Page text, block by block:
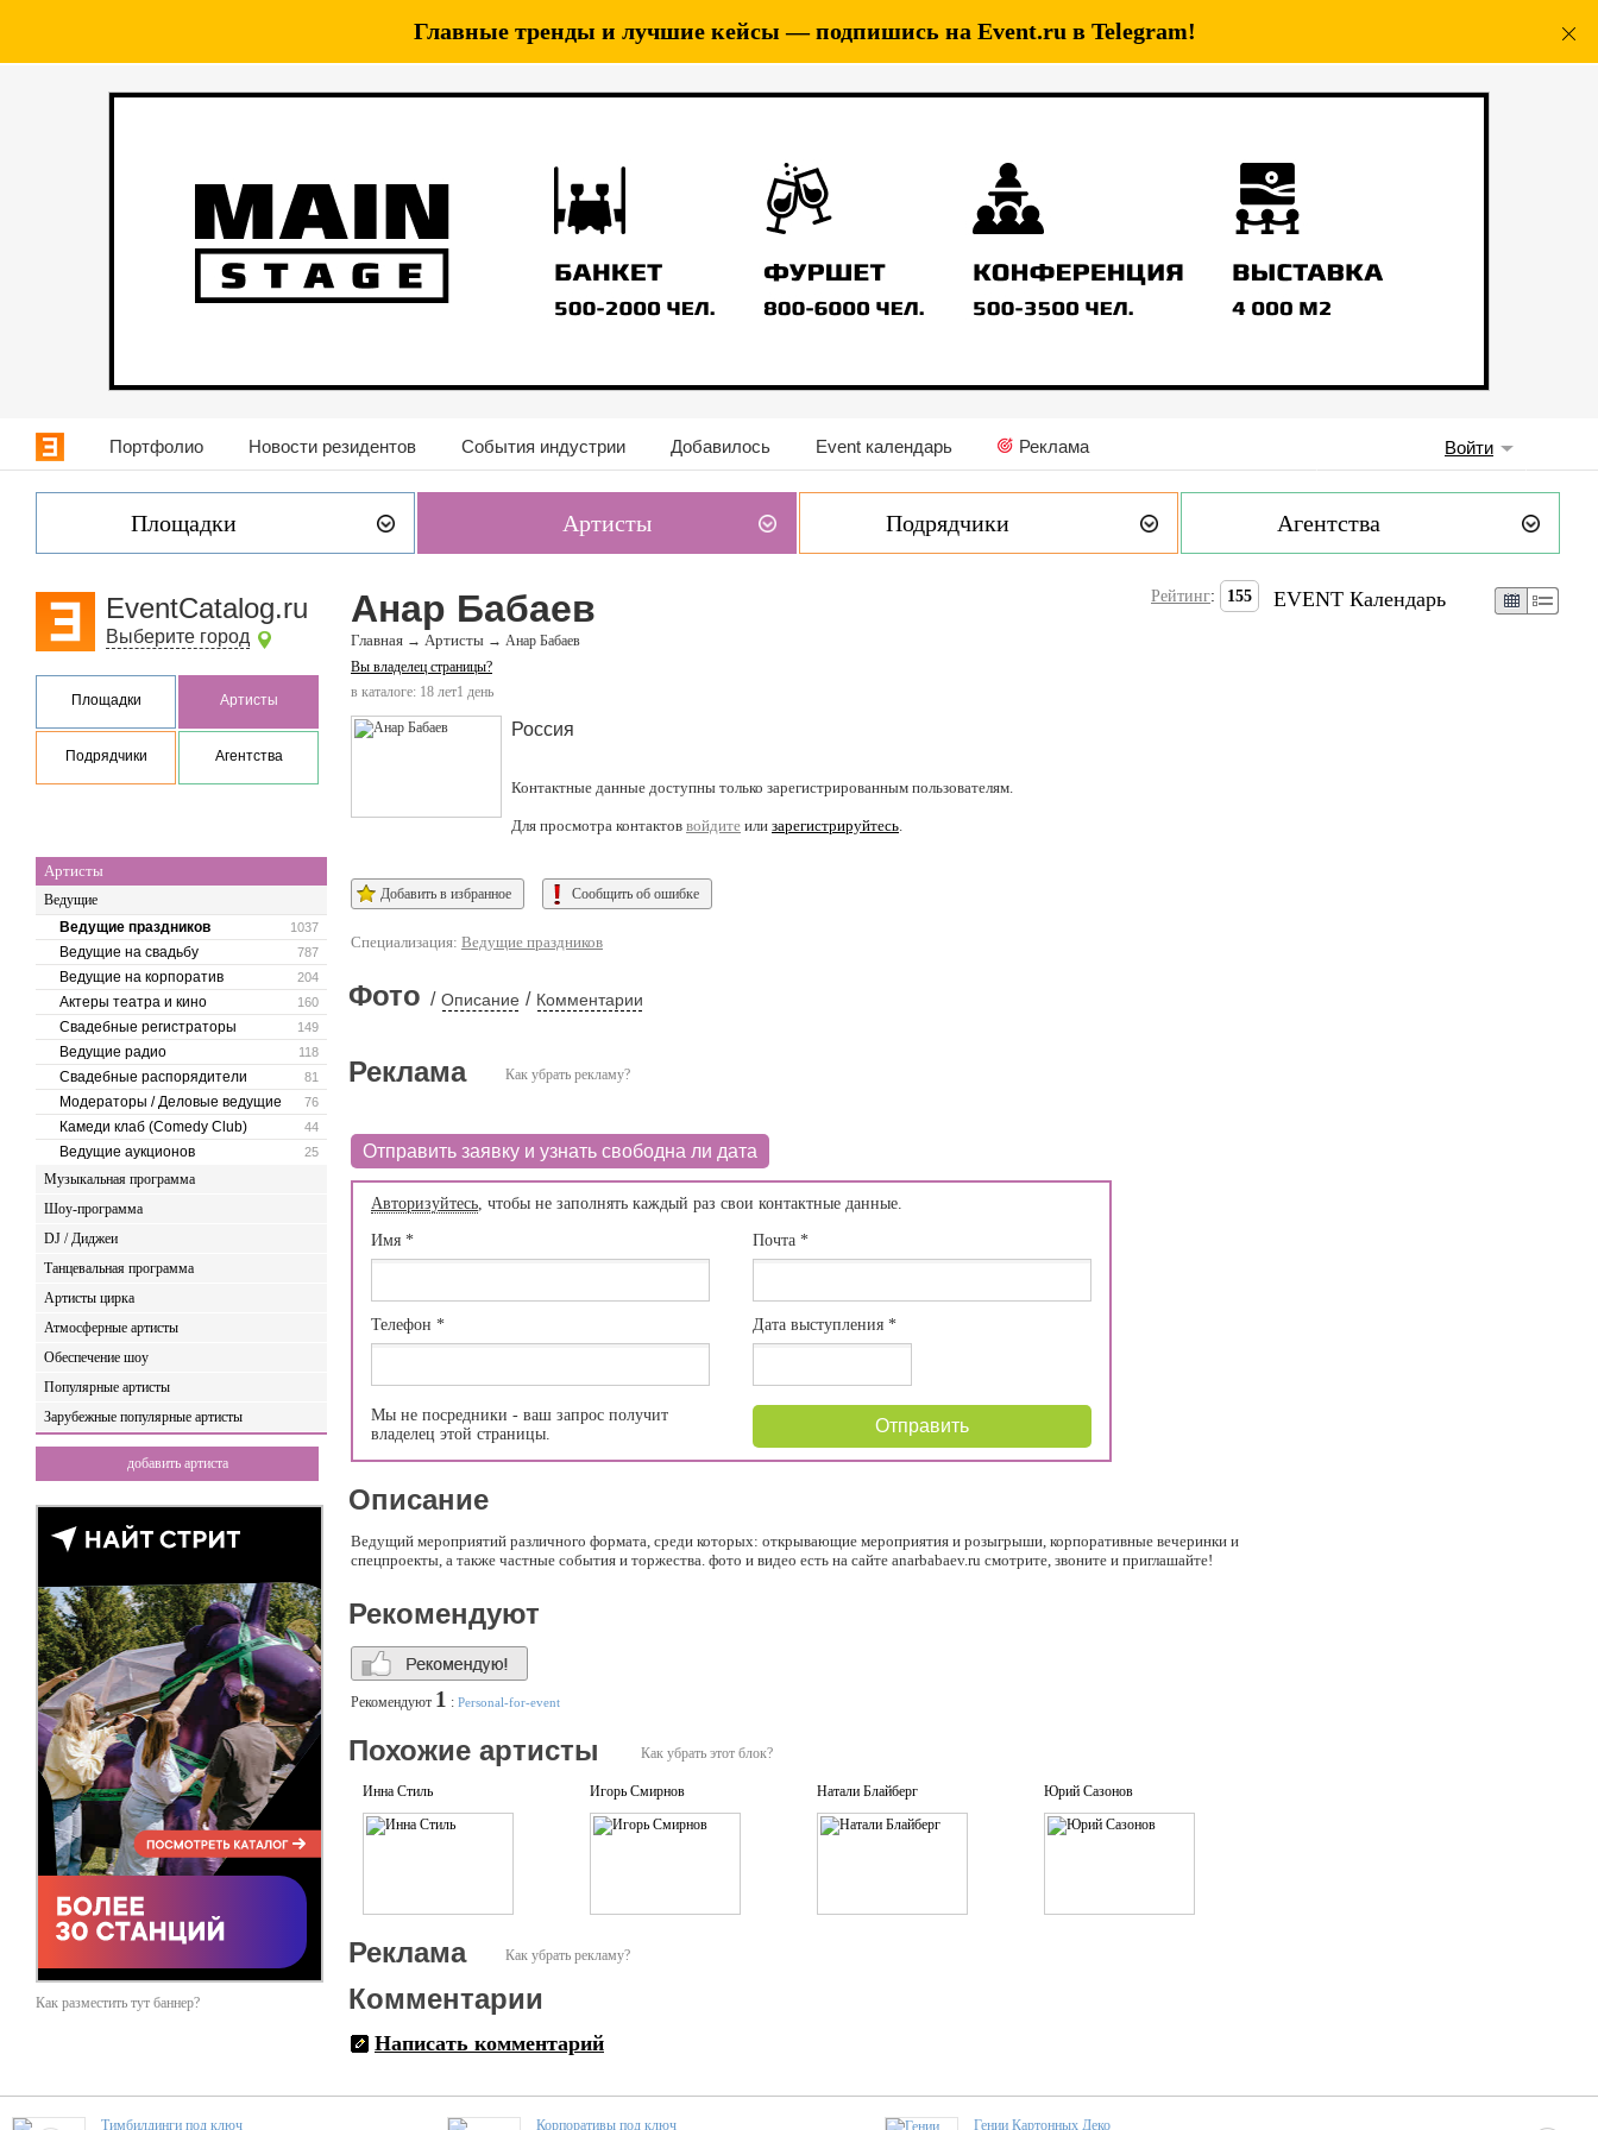
Главные тренды и лучшие кейсы — подпишись на Event.ru в Telegram!
Портфолио Новости резидентов События индустрии Добавилось Event календарь Реклама Войти
Площадки Артисты Подрядчики Агентства
EventCatalog.ru
Выберите город
Площадки Артисты
Подрядчики Агентства
Артисты
Ведущие
1037
Ведущие праздников
787
Ведущие на свадьбу
204
Ведущие на корпоратив
160
Актеры театра и кино
149
Свадебные регистраторы
118
Ведущие радио
81
Свадебные распорядители
76
Модераторы / Деловые ведущие
44
Камеди клаб (Comedy Club)
25
Ведущие аукционов
Музыкальная программа
Шоу-программа
DJ / Диджеи
Танцевальная программа
Артисты цирка
Атмосферные артисты
Обеспечение шоу
Популярные артисты
Зарубежные популярные артисты
добавить артиста
Как разместить тут баннер?
Анар Бабаев
Главная → Артисты → Анар Бабаев
Вы владелец страницы?
в каталоге: 18 лет1 день
Рейтинг: 155
Россия
Контактные данные доступны только зарегистрированным пользователям.
Для просмотра контактов войдите или зарегистрируйтесь.
Добавить в избранное Сообщить об ошибке
Специализация: Ведущие праздников
Фото / Описание / Комментарии
Как убрать рекламу?
Реклама
Отправить заявку и узнать свободна ли дата
Авторизуйтесь, чтобы не заполнять каждый раз свои контактные данные.
Имя *
Телефон *
Мы не посредники - ваш запрос получит
владелец этой страницы.
Почта*
Дата выступления*
Отправить
Описание
Ведущий мероприятий различного формата, среди которых: открывающие мероприятия и розыгрыши, корпоративные вечеринки и
спецпроекты, а также частные события и торжества. фото и видео есть на сайте anarbabaev.ru смотрите, звоните и приглашайте!
Рекомендуют
Рекомендуют 1 : Personal-for-event
Как убрать этот блок?
Похожие артисты
Инна Стиль Игорь Смирнов Натали Блайберг Юрий Сазонов
Как убрать рекламу?
Реклама
Комментарии
Написать комментарий
EVENT Календарь
Тимбилдинги под ключ Корпоративы под ключ Гении Картонных Деко